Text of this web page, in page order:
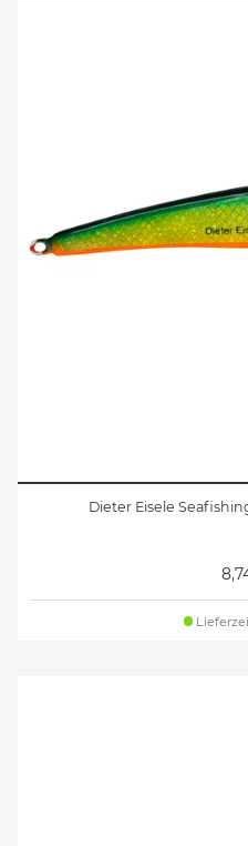
Dieter Eisele